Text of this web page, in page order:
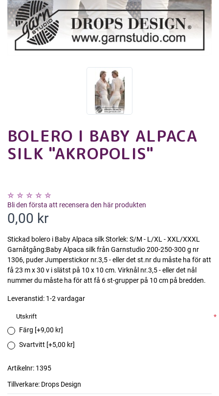
BOLERO I BABY ALPACA
SILK "AKROPOLIS"
Bli den första att recensera den här produkten
0,00 kr
Stickad bolero i Baby Alpaca silk Storlek: S/M - L/XL - XXL/XXXL
Garnåtgång:Baby Alpaca silk från Garnstudio 200-250-300 g nr
1306, puder Jumperstickor nr.3,5 - eller det st.nr du måste ha för att
få 23 m x 30 v i slätst på 10 x 10 cm. Virknål nr.3,5 - eller det nål
nummer du måste ha för att få 6 st-grupper på 10 cm på bredden.
Leveranstid: 1-2 vardagar
Utskrift
*
Färg [+9,00 kr]
Svartvitt [+5,00 kr]
Artikelnr: 1395
Tillverkare: Drops Design